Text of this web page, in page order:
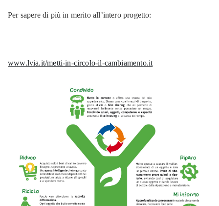
Per sapere di più in merito all’intero progetto:
www.lvia.it/metti-in-circolo-il-cambiamento.it